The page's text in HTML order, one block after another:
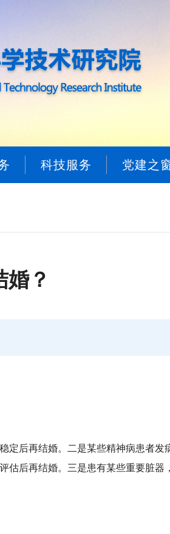
科技服务 党建之
？
定后再结婚。二是某些精神病患者发
估后再结婚。三是患有某些重要脏器